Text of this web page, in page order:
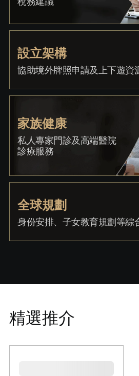
設立架構
協助境外牌照申請及上下遊資
家族健康
私人專家門診及高端醫院
診療服務
全球規劃
身份安排、子女教育規劃等綜
精選推介